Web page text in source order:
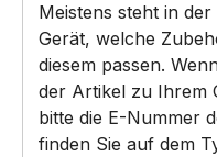
Meistens steht in
Gerät, welche
diesem passen.
der Artikel zu Ihrem
bitte die E-Nummer
finden Sie auf dem